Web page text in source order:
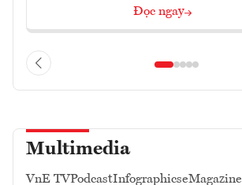
Đọc ngay
Multimedia
VnE TVPodcastInfographicseMagazine